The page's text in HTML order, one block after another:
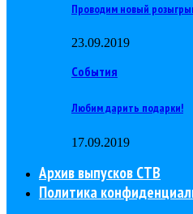
Проводим новый
23.09.2019
События
Любим дарить подарки!
17.09.2019
Архив выпусков СТВ
Политика